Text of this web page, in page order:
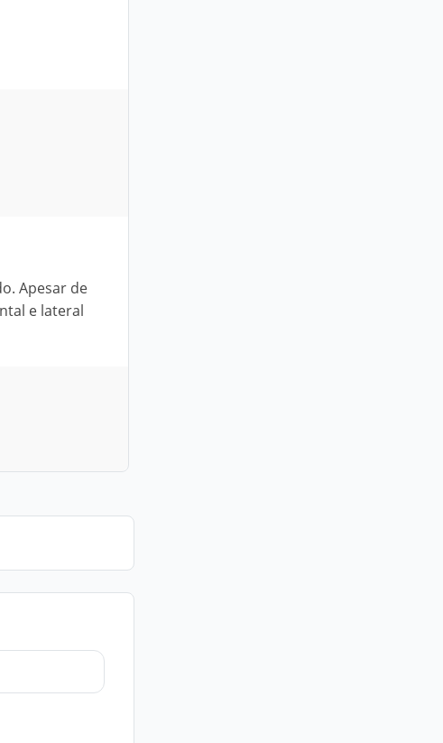
Apesar de
e lateral